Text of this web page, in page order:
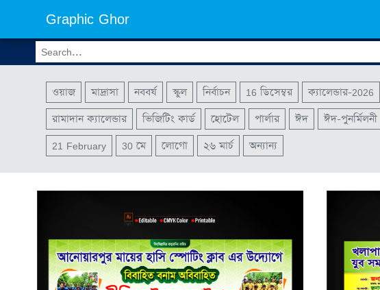
Graphic Ghor
ওয়াজ মাদ্রাসা নববর্ষ স্কুল নির্বাচন 16 ডিসেম্বর ক্যালেন্ডার-2026
রামাদান ক্যালেন্ডার
ভিজিটিং কার্ড হোটেল পার্লার ঈদ ঈদ-পুনর্মিলনী
21 February
30 মে লোগো ২৬ মার্চ অন্যান্য